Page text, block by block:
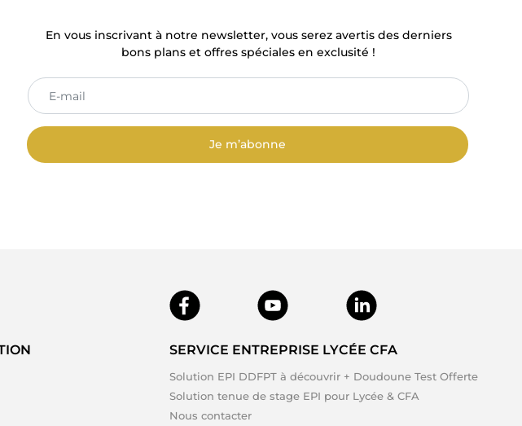
En vous inscrivant à notre newsletter, vous serez avertis des derniers
bons plans et offres spéciales en exclusité !
Je m’abonne
SERVICE ENTREPRISE LYCÉE CFA
Solution EPI DDFPT à découvrir + Doudoune Test Offerte
Solution tenue de stage EPI pour Lycée & CFA
Nous contacter